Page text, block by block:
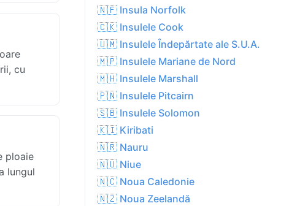
cu
ploaie
lungul
🇳🇫 Insula Norfolk
🇨🇰 Insulele Cook
🇺🇲 Insulele Îndepărtate ale S.U.A.
🇲🇵 Insulele Mariane de Nord
🇲🇭 Insulele Marshall
🇵🇳 Insulele Pitcairn
🇸🇧 Insulele Solomon
🇰🇮 Kiribati
🇳🇷 Nauru
🇳🇺 Niue
🇳🇨 Noua Caledonie
🇳🇿 Noua Zeelandă